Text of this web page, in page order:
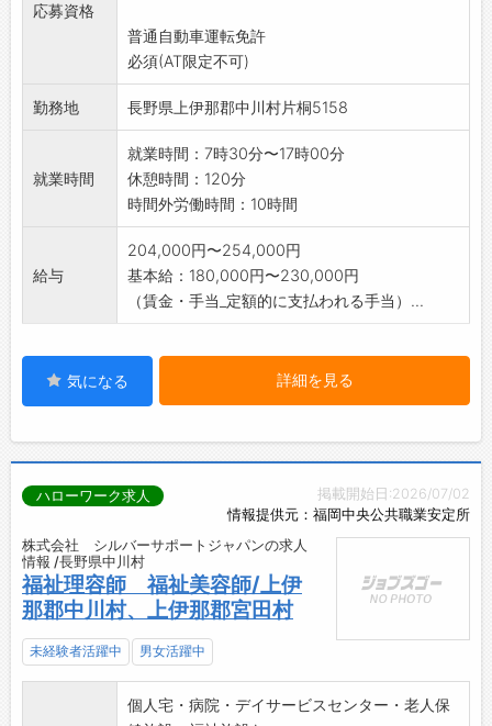
応募資格
普通自動車運転免許
必須(AT限定不可)
勤務地 長野県上伊那郡中川村片桐5158
就業時間
就業時間：7時30分〜17時00分
休憩時間：120分
時間外労働時間：10時間
給与
204,000円〜254,000円
基本給：180,000円〜230,000円
（賃金・手当_定額的に支払われる手当）...
気になる 詳細を見る
掲載開始日:2026/07/02
情報提供元：福岡中央公共職業安定所
ハローワーク求人
株式会社 シルバーサポートジャパンの求人
情報 /長野県中川村
福祉理容師 福祉美容師/上伊
那郡中川村、上伊那郡宮田村
未経験者活躍中 男女活躍中
個人宅・病院・デイサービスセンター・老人保